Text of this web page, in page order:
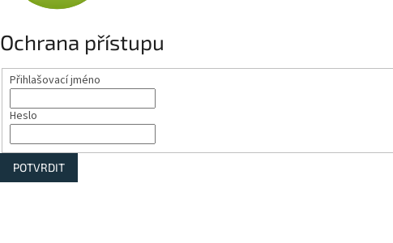
Ochrana přístupu
Přihlašovací jméno
Heslo
POTVRDIT